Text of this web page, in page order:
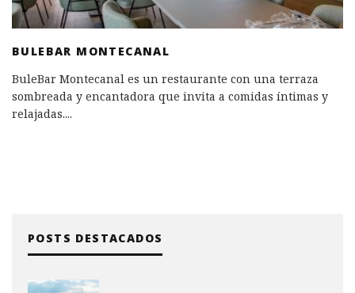
BULEBAR MONTECANAL
BuleBar Montecanal es un restaurante con una terraza
sombreada y encantadora que invita a comidas íntimas y
relajadas....
POSTS DESTACADOS